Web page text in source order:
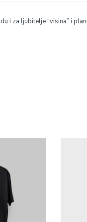
i za ljubitelje “visina” i